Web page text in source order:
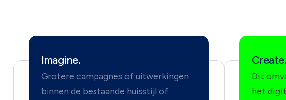
Imagine.
Grotere campagnes of uitwerkingen
binnen de bestaande huisstijl of
Create.
Dit
het